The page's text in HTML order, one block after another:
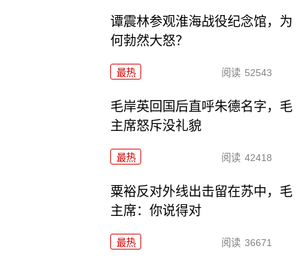
谭震林参观淮海战役纪念馆，为
何勃然大怒？
最热 阅读 52543
毛岸英回国后直呼朱德名字，毛
主席怒斥没礼貌
最热 阅读 42418
粟裕反对外线出击留在苏中，毛
主席：你说得对
最热 阅读 36671